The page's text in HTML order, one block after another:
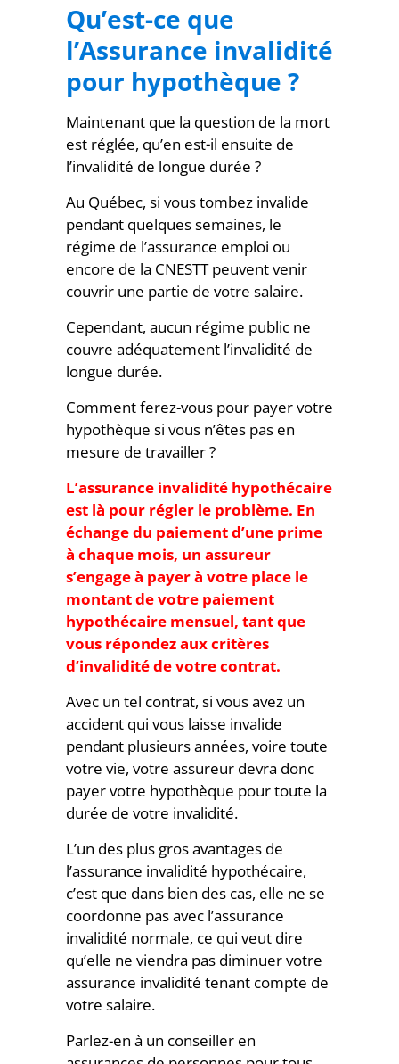
Qu’est-ce que
l’Assurance invalidité
pour hypothèque ?
Maintenant que la question de la mort
est réglée, qu’en est-il ensuite de
l’invalidité de longue durée ?
Au Québec, si vous tombez invalide
pendant quelques semaines, le
régime de l’assurance emploi ou
encore de la CNESTT peuvent venir
couvrir une partie de votre salaire.
Cependant, aucun régime public ne
couvre adéquatement l’invalidité de
longue durée.
Comment ferez-vous pour payer votre
hypothèque si vous n’êtes pas en
mesure de travailler ?
L’assurance invalidité hypothécaire
est là pour régler le problème. En
échange du paiement d’une prime
à chaque mois, un assureur
s’engage à payer à votre place le
montant de votre paiement
hypothécaire mensuel, tant que
vous répondez aux critères
d’invalidité de votre contrat.
Avec un tel contrat, si vous avez un
accident qui vous laisse invalide
pendant plusieurs années, voire toute
votre vie, votre assureur devra donc
payer votre hypothèque pour toute la
durée de votre invalidité.
L’un des plus gros avantages de
l’assurance invalidité hypothécaire,
c’est que dans bien des cas, elle ne se
coordonne pas avec l’assurance
invalidité normale, ce qui veut dire
qu’elle ne viendra pas diminuer votre
assurance invalidité tenant compte de
votre salaire.
Parlez-en à un conseiller en